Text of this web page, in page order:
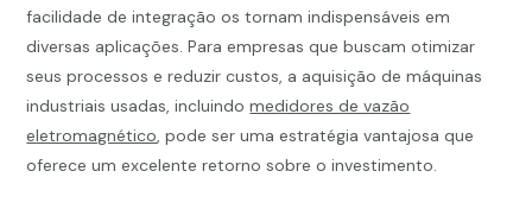
facilidade de integração os tornam indispensáveis em
diversas aplicações. Para empresas que buscam otimizar
seus processos e reduzir custos, a aquisição de máquinas
industriais usadas, incluindomedidores de vazão
eletromagnético, pode ser uma estratégia vantajosa que
oferece um excelente retorno sobre o investimento.